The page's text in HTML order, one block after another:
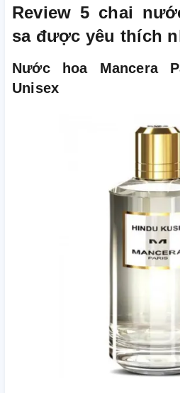
Review 5 chai
sa được yêu thích
Nước hoa Mancera
Unisex